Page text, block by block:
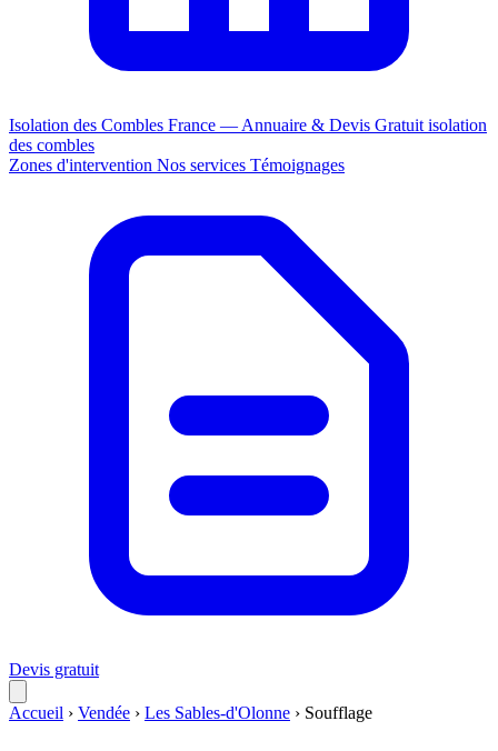
Isolation des Combles France — Annuaire & Devis Gratuit isolation
des combles
Zones d'intervention Nos services Témoignages
Devis gratuit
Accueil › Vendée › Les Sables-d'Olonne › Soufflage